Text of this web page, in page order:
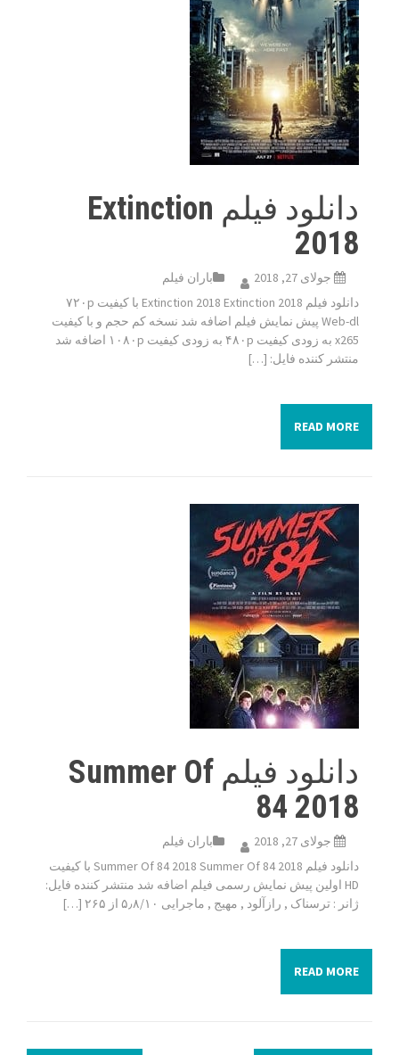
دانلود فیلم Extinction
2018
جولای 27, 2018
باران فیلم
دانلود فیلم Extinction 2018 Extinction 2018 با کیفیت ۷۲۰p
Web-dl پیش نمایش فیلم اضافه شد نسخه کم حجم و با کیفیت
x265 به زودی کیفیت ۴۸۰p به زودی کیفیت ۱۰۸۰p اضافه شد
منتشر کننده فایل: […]
READ MORE
دانلود فیلم Summer Of
84 2018
جولای 27, 2018
باران فیلم
دانلود فیلم Summer Of 84 2018 Summer Of 84 2018 با کیفیت
HD اولین پیش نمایش رسمی فیلم اضافه شد منتشر کننده فایل:
ژانر : ترسناک , رازآلود , مهیج , ماجرایی ۵٫۸/۱۰ از ۲۶۵ […]
READ MORE